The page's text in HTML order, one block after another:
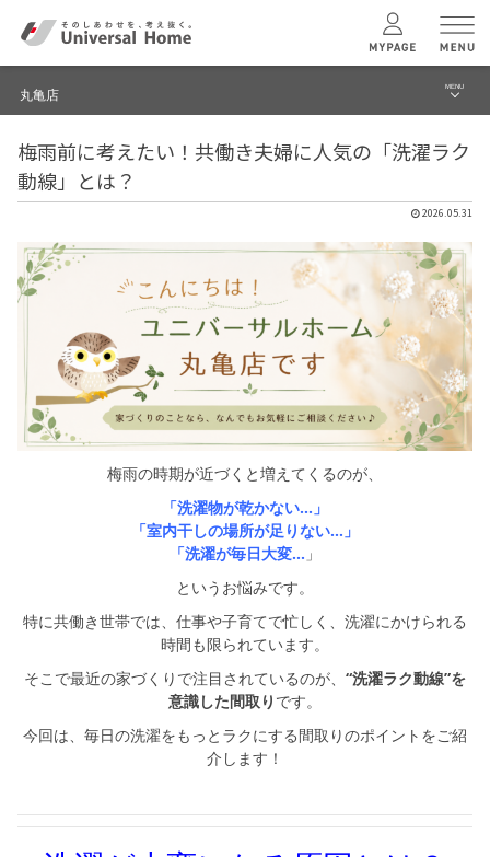
ユニバーサル ホームの特長
テクノロジー
建築実例
モデルハウス検索・見学予約
コラボ情報
家づくりの知識
企業情報
丸亀店 MENU
ブログ
建築実例・事例
イベント
モデルハウス見学予約
丸亀店 TOPへ
梅雨前に考えたい！共働き夫婦に人気の「洗濯ラク
動線」とは？
2026.05.31
梅雨の時期が近づくと増えてくるのが、
「洗濯物が乾かない…」
「室内干しの場所が足りない…」
「洗濯が毎日大変… 」
というお悩みです。
特に共働き世帯では、仕事や子育てで忙しく、洗濯にかけられる
時間も限られています。
そこで最近の家づくりで注目されているのが、 “洗濯ラク動線”を
意識した間取り です。
今回は、毎日の洗濯をもっとラクにする間取りのポイントをご紹
介します！